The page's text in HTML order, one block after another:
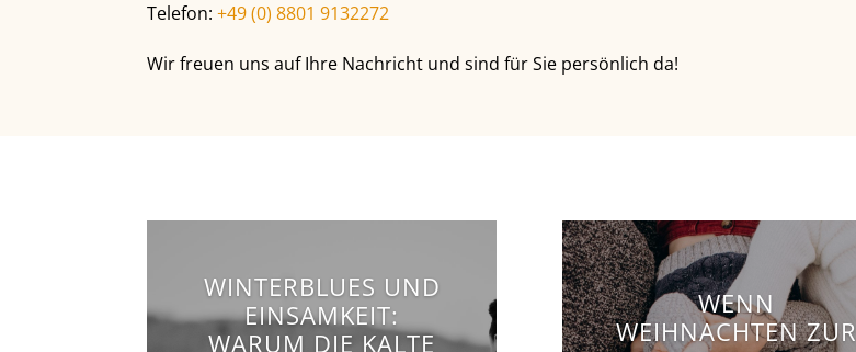
Telefon:+49 (0) 8801 9132272
Wir freuen uns auf Ihre Nachricht und sind für Sie persönlich da!
WINTERBLUES UND
EINSAMKEIT:
WARUM DIE KALTE
WENN
WEIHNACHTEN ZUR